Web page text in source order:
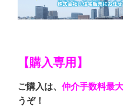
【購入専用】
ご購入は、 仲介手数料最
うぞ！